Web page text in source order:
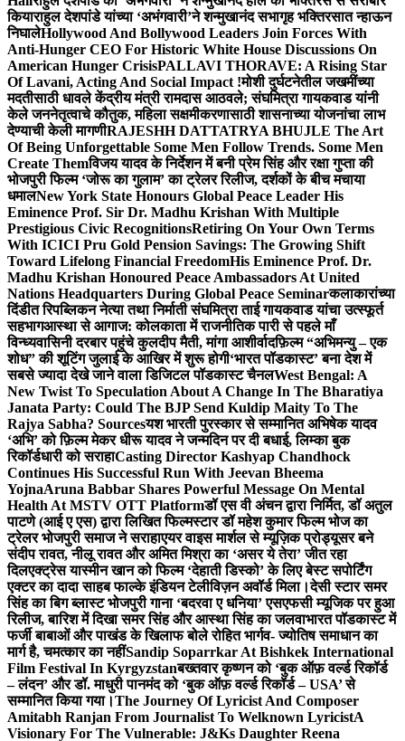
कियाराहुल देशपांडे यांच्या ‘अभंगवारी’ने शन्मुखानंद सभागृह भक्तिरसात न्हाऊन
निघालेHollywood And Bollywood Leaders Join Forces With
Anti-Hunger CEO For Historic White House Discussions On
American Hunger CrisisPALLAVI THORAVE: A Rising Star
Of Lavani, Acting And Social Impact !मोशी दुर्घटनेतील जखमींच्या
मदतीसाठी धावले केंद्रीय मंत्री रामदास आठवले; संघमित्रा गायकवाड यांनी
केले जननेतृत्वाचे कौतुक, महिला सक्षमीकरणासाठी शासनाच्या योजनांचा लाभ
देण्याची केली मागणीRAJESHH DATTATRYA BHUJLE The Art
Of Being Unforgettable Some Men Follow Trends. Some Men
Create Themविजय यादव के निर्देशन में बनी प्रेम सिंह और रक्षा गुप्ता की
भोजपुरी फिल्म ‘जोरू का गुलाम’ का ट्रेलर रिलीज, दर्शकों के बीच मचाया
धमालNew York State Honours Global Peace Leader His
Eminence Prof. Sir Dr. Madhu Krishan With Multiple
Prestigious Civic RecognitionsRetiring On Your Own Terms
With ICICI Pru Gold Pension Savings: The Growing Shift
Toward Lifelong Financial FreedomHis Eminence Prof. Dr.
Madhu Krishan Honoured Peace Ambassadors At United
Nations Headquarters During Global Peace Seminarकलाकारांच्या
दिंडीत रिपब्लिकन नेत्या तथा निर्माती संघमित्रा ताई गायकवाड यांचा उत्स्फूर्त
सहभागआस्था से आगाज: कोलकाता में राजनीतिक पारी से पहले माँ
विन्ध्यवासिनी दरबार पहुंचे कुलदीप मैती, मांगा आशीर्वादफ़िल्म “अभिमन्यु – एक
शोध” की शूटिंग जुलाई के आखिर में शुरू होगी‘भारत पॉडकास्ट’ बना देश में
सबसे ज्यादा देखे जाने वाला डिजिटल पॉडकास्ट चैनलWest Bengal: A
New Twist To Speculation About A Change In The Bharatiya
Janata Party: Could The BJP Send Kuldip Maity To The
Rajya Sabha? Sourcesयश भारती पुरस्कार से सम्मानित अभिषेक यादव
‘अभि’ को फ़िल्म मेकर धीरू यादव ने जन्मदिन पर दी बधाई, लिम्का बुक
रिकॉर्डधारी को सराहाCasting Director Kashyap Chandhock
Continues His Successful Run With Jeevan Bheema
YojnaAruna Babbar Shares Powerful Message On Mental
Health At MSTV OTT Platformडॉ एस वी अंचन द्वारा निर्मित, डॉ अतुल
पाटणे (आई ए एस) द्वारा लिखित फिल्मस्टार डॉ महेश कुमार फिल्म भोज का
ट्रेलर भोजपुरी समाज ने सराहाएयर वाइस मार्शल से म्यूज़िक प्रोड्यूसर बने
संदीप रावत, नीलू रावत और अमित मिश्रा का ‘असर ये तेरा’ जीत रहा
दिलएक्ट्रेस यास्मीन खान को फिल्म ‘देहाती डिस्को’ के लिए बेस्ट सपोर्टिंग
एक्टर का दादा साहब फाल्के इंडियन टेलीविज़न अवॉर्ड मिला।देसी स्टार समर
सिंह का बिग ब्लास्ट भोजपुरी गाना ‘बदरवा ए धनिया’ एसएफसी म्यूजिक पर हुआ
रिलीज, बारिश में दिखा समर सिंह और आस्था सिंह का जलवाभारत पॉडकास्ट में
फर्जी बाबाओं और पाखंड के खिलाफ बोले रोहित भार्गव- ज्योतिष समाधान का
मार्ग है, चमत्कार का नहींSandip Soparrkar At Bishkek International
Film Festival In Kyrgyzstanबख्तवार कृष्णन को ‘बुक ऑफ़ वर्ल्ड रिकॉर्ड
– लंदन’ और डॉ. माधुरी पानमंद को ‘बुक ऑफ़ वर्ल्ड रिकॉर्ड – USA’ से
सम्मानित किया गया।The Journey Of Lyricist And Composer
Amitabh Ranjan From Journalist To Welknown LyricistA
Visionary For The Vulnerable: J&Ks Daughter Reena